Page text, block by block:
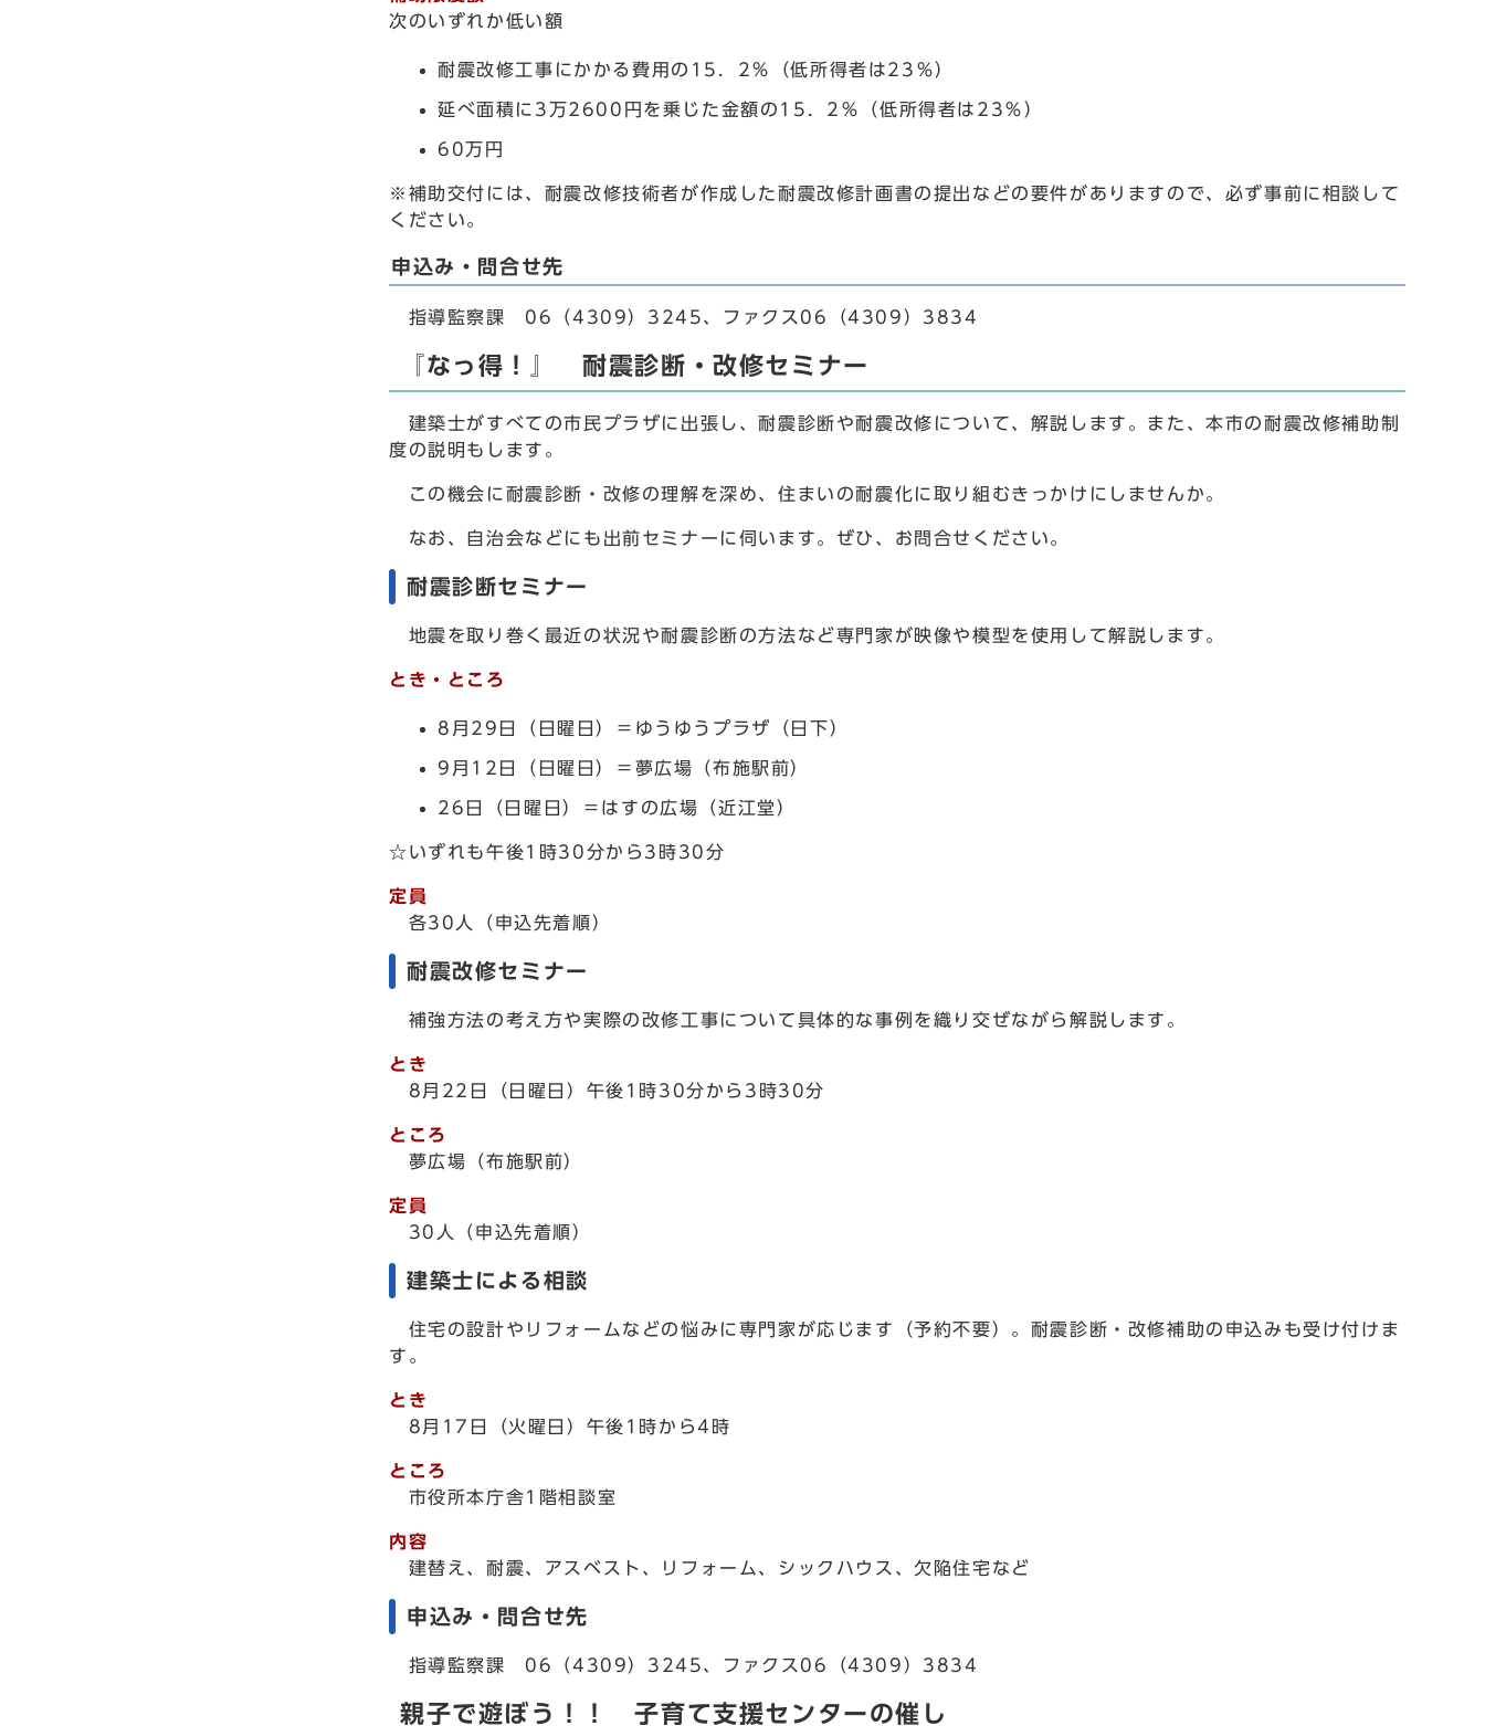
次のいずれか低い額
耐震改修工事にかかる費用の15．2％（低所得者は23％）
延べ面積に3万2600円を乗じた金額の15．2％（低所得者は23％）
60万円
※補助交付には、耐震改修技術者が作成した耐震改修計画書の提出などの要件がありますので、必ず事前に相談して
ください。
申込み・問合せ先
指導監察課 06（4309）3245、ファクス06（4309）3834
『なっ得！』 耐震診断・改修セミナー
建築士がすべての市民プラザに出張し、耐震診断や耐震改修について、解説します。また、本市の耐震改修補助制
度の説明もします。
この機会に耐震診断・改修の理解を深め、住まいの耐震化に取り組むきっかけにしませんか。
なお、自治会などにも出前セミナーに伺います。ぜひ、お問合せください。
耐震診断セミナー
地震を取り巻く最近の状況や耐震診断の方法など専門家が映像や模型を使用して解説します。
とき・ところ
8月29日（日曜日）＝ゆうゆうプラザ（日下）
9月12日（日曜日）＝夢広場（布施駅前）
26日（日曜日）＝はすの広場（近江堂）
☆いずれも午後1時30分から3時30分
定員
各30人（申込先着順）
耐震改修セミナー
補強方法の考え方や実際の改修工事について具体的な事例を織り交ぜながら解説します。
とき
8月22日（日曜日）午後1時30分から3時30分
ところ
夢広場（布施駅前）
定員
30人（申込先着順）
建築士による相談
住宅の設計やリフォームなどの悩みに専門家が応じます（予約不要）。耐震診断・改修補助の申込みも受け付けま
す。
とき
8月17日（火曜日）午後1時から4時
ところ
市役所本庁舎1階相談室
内容
建替え、耐震、アスベスト、リフォーム、シックハウス、欠陥住宅など
申込み・問合せ先
指導監察課 06（4309）3245、ファクス06（4309）3834
親子で遊ぼう！！ 子育て支援センターの催し